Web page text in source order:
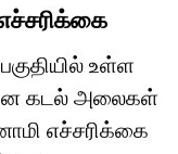
உள்ள
கடல் அலைகள்
எச்சரிக்கை